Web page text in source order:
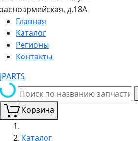
д.18А
Главная
Каталог
Регионы
Контакты
JPARTS
Корзина
Каталог